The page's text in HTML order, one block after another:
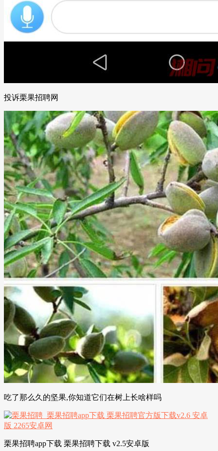
投诉栗果招聘网
吃了那么久的坚果,你知道它们在树上长啥样吗
栗果招聘app下载 栗果招聘下载 v2.5安卓版